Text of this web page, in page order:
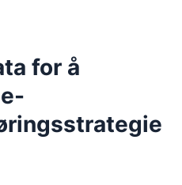
for å